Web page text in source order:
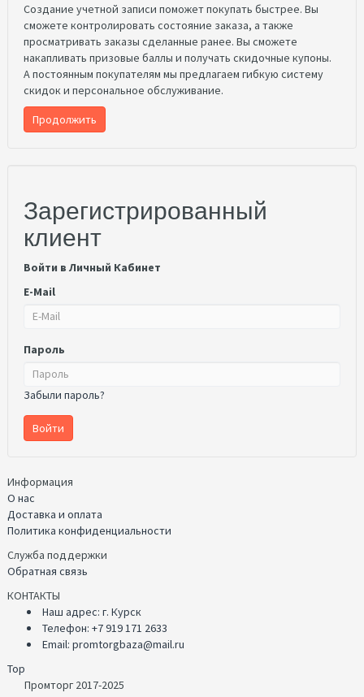
Создание учетной записи поможет покупать быстрее. Вы
сможете контролировать состояние заказа, а также
просматривать заказы сделанные ранее. Вы сможете
накапливать призовые баллы и получать скидочные купоны.
А постоянным покупателям мы предлагаем гибкую систему
скидок и персональное обслуживание.
Продолжить
Зарегистрированный
клиент
Войти в Личный Кабинет
E-Mail
Пароль
Забыли пароль?
Информация
О нас
Доставка и оплата
Политика конфиденциальности
Служба поддержки
Обратная связь
КОНТАКТЫ
Наш адрес: г. Курск
Телефон: +7 919 171 2633
Email: promtorgbaza@mail.ru
Top
Промторг 2017-2025